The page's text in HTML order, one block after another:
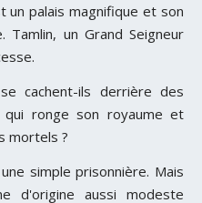
un palais magnifique et son
un Grand Seigneur
cachent-ils derrière des
ronge son royaume et
mortels ?
simple prisonnière. Mais
d'origine aussi modeste